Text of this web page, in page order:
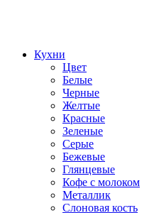
Кухни
Цвет
Белые
Черные
Желтые
Красные
Зеленые
Серые
Бежевые
Глянцевые
Кофе с молоком
Металлик
Слоновая кость